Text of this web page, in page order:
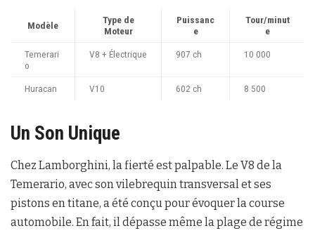
Modèle
Type de
Moteur
Puissanc
e
Tour/minut
e
Temerari
o
V8 + Électrique 907 ch 10 000
Huracan V10 602 ch 8 500
Un Son Unique
Chez Lamborghini, la fierté est palpable. Le V8 de la
Temerario, avec son vilebrequin transversal et ses
pistons en titane, a été conçu pour évoquer la course
automobile. En fait, il dépasse même la plage de régime